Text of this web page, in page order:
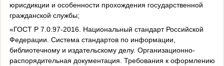
юрисдикции и особенности прохождения государственной
гражданской службы;
«ГОСТ Р 7.0.97-2016. Национальный стандарт Российской
Федерации. Система стандартов по информации,
библиотечному и издательскому делу. Организационно-
распорядительная документация. Требования к оформлению